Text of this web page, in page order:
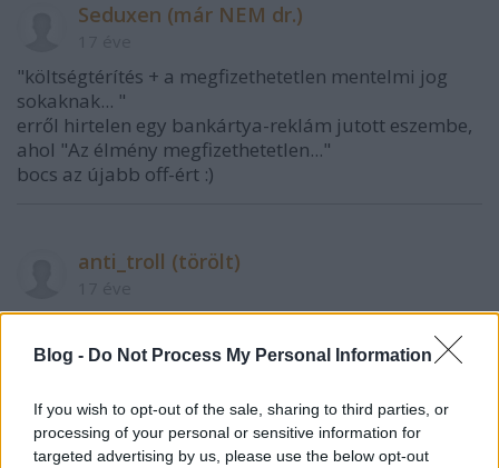
Blog - Do Not Process My Personal Information
If you wish to opt-out of the sale, sharing to third parties, or
processing of your personal or sensitive information for
targeted advertising by us, please use the below opt-out
Seduxen (már NEM dr.)
"költségtérítés + a megfizethetetlen mentelmi jog
sokaknak... "
erről hirtelen egy bankártya-reklám jutott eszembe,
ahol "Az élmény megfizethetetlen..."
bocs az újabb off-ért :)
anti_troll (törölt)
Valami nagyon büdös lehet Esztergomban....
Tudja valaki hogy ki ez a Meggyes, és mit csinált,